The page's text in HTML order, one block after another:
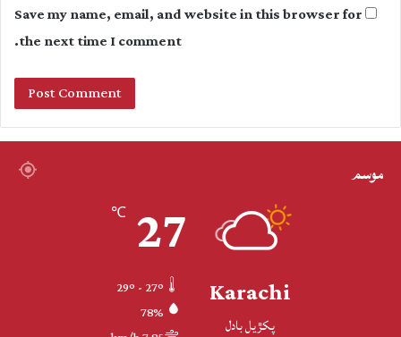
Save my name, email, and website in this browser for
the next time I comment.
موسم
Karachi
پکڙيل بادل
27
℃
78%